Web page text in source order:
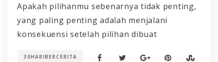
Apakah pilihanmu sebenarnya tidak penting,
yang paling penting adalah menjalani
konsekuensi setelah pilihan dibuat
30HARIBERCERITA